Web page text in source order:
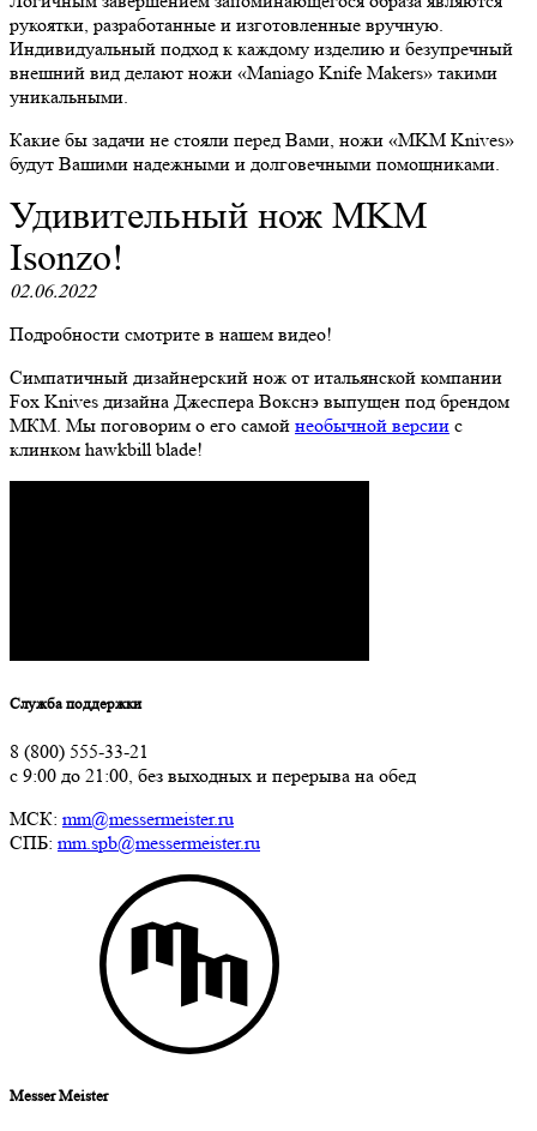
рукоятки, разработанные и изготовленные вручную.
Индивидуальный подход к каждому изделию и безупречный
внешний вид делают ножи «Maniago Knife Makers» такими
уникальными.
Какие бы задачи не стояли перед Вами, ножи «MKM Knives»
будут Вашими надежными и долговечными помощниками.
Удивительный нож MKM
Isonzo!
02.06.2022
Подробности смотрите в нашем видео!
Симпатичный дизайнерский нож от итальянской компании
Fox Knives дизайна Джеспера Вокснэ выпущен под брендом
МКМ. Мы поговорим о его самой необычной версии с
клинком hawkbill blade!
Служба поддержки
8 (800) 555-33-21
с 9:00 до 21:00, без выходных и перерыва на обед
МСК: mm@messermeister.ru
СПБ: mm.spb@messermeister.ru
Messer Meister